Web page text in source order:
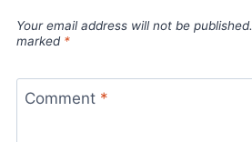
Your email address will not be published.
marked *
Comment *